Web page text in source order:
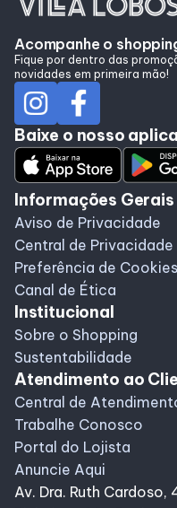
Lojas
Alimentação
Programa de
Acompanhe o
Fique por dentro das
novidades em primeira mão!
Baixe o nosso
Informações Gerais
Aviso de Privacidade
Central de Privacidade
Preferência de Cookies
Canal de Ética
Institucional
Sobre o Shopping
Sustentabilidade
Atendimento ao
Central de
Trabalhe Conosco
Portal do Lojista
Anuncie Aqui
Av. Dra. Ruth